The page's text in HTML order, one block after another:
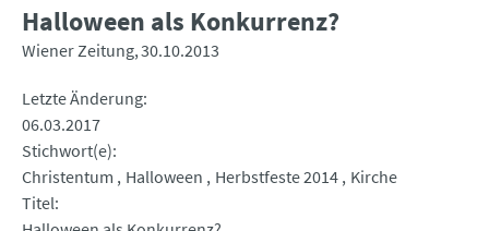
Halloween als Konkurrenz?
Wiener Zeitung 30.10.2013
Letzte Änderung
06.03.2017
Stichwort(e)
Christentum
Halloween Herbstfeste 2014 Kirche
Titel